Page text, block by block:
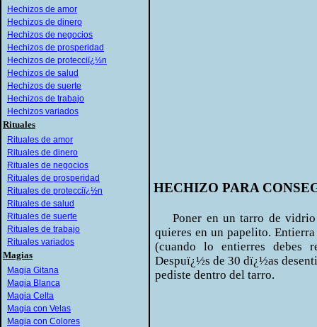
Hechizos de amor
Hechizos de dinero
Hechizos de negocios
Hechizos de prosperidad
Hechizos de protecciï¿½n
Hechizos de salud
Hechizos de suerte
Hechizos de trabajo
Hechizos variados
Rituales
Rituales de amor
Rituales de dinero
Rituales de negocios
Rituales de prosperidad
Rituales de protecciï¿½n
Rituales de salud
Rituales de suerte
Rituales de trabajo
Rituales variados
Magias
Magia Gitana
Magia Blanca
Magia Celta
Magia con Velas
Magia con Colores
HECHIZO PARA
Poner en un tarro de vidrio
quieres en un papelito.
(cuando lo entierres debes
Despuï¿½s de 30 dï¿½as
pediste dentro del tarro.